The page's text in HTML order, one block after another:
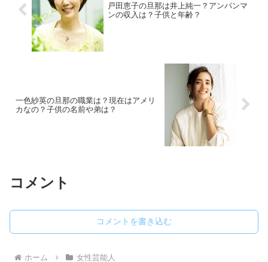
戸田恵子の旦那は井上純一？アンパンマ
ンの収入は？子供と年齢？
一色紗英の旦那の職業は？現在はアメリ
カなの？子供の名前や弟は？
コメント
コメントを書き込む
ホーム 女性芸能人